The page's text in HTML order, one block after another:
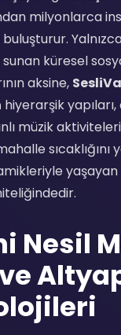
milyonlarca
küresel
aksine,
hiyerarşik
müzik
sıcaklığını
Nesil